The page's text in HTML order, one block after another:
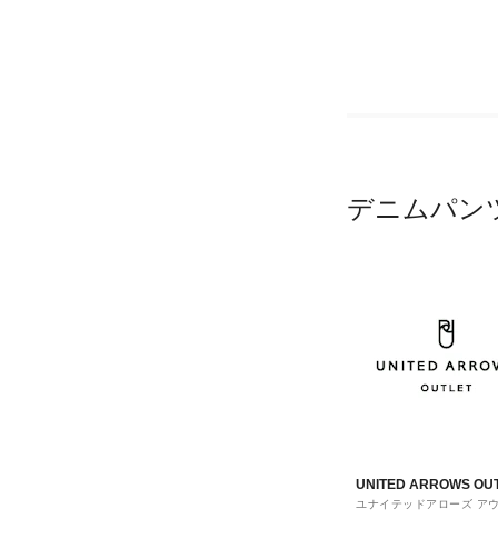
デニムパン
UNITED ARROWS
ユナイテッドアローズ ア